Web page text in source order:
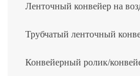
Ленточный конвейер на
Трубчатый ленточный
Конвейерный ролик/